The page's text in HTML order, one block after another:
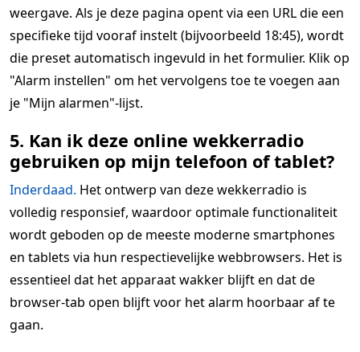
weergave. Als je deze pagina opent via een URL die een
specifieke tijd vooraf instelt (bijvoorbeeld 18:45), wordt
die preset automatisch ingevuld in het formulier. Klik op
"Alarm instellen" om het vervolgens toe te voegen aan
je "Mijn alarmen"-lijst.
5. Kan ik deze online wekkerradio
gebruiken op mijn telefoon of tablet?
Inderdaad. Het ontwerp van deze wekkerradio is
volledig responsief, waardoor optimale functionaliteit
wordt geboden op de meeste moderne smartphones
en tablets via hun respectievelijke webbrowsers. Het is
essentieel dat het apparaat wakker blijft en dat de
browser-tab open blijft voor het alarm hoorbaar af te
gaan.